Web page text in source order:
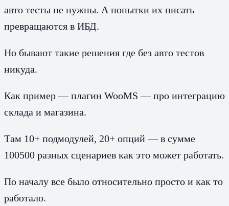
авто тесты не нужны. А попытки их писать
превращаются в ИБД.
Но бывают такие решения где без авто тестов
никуда.
Как пример — плагин WooMS — про интеграцию
склада и магазина.
Там 10+ подмодулей, 20+ опций — в сумме
100500 разных сценариев как это может работать.
По началу все было относительно просто и как то
работало.